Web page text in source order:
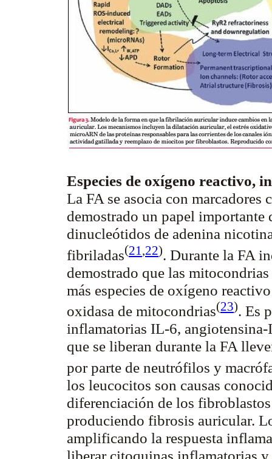
Especies de oxígeno reactivo,
La FA se asocia con marcadores
demostrado un papel importante
dinucleótidos de adenina
fibriladas(21 ,22). Durante la FA
demostrado que las
más especies de oxígeno
oxidasa de mitocondrias(23). Es
inflamatorias IL-6,
que se liberan durante la FA
por parte de neutrófilos y
los leucocitos son causas
diferenciación de los
produciendo fibrosis auricular.
amplificando la respuesta
liberar citoquinas inflamatorias